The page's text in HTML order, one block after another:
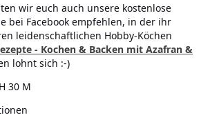
wir euch auch unsere kostenlose
bei Facebook empfehlen, in der ihr
leidenschaftlichen Hobby-Köchen
- Kochen & Backen mit Azafran &
lohnt sich :-)
30 M